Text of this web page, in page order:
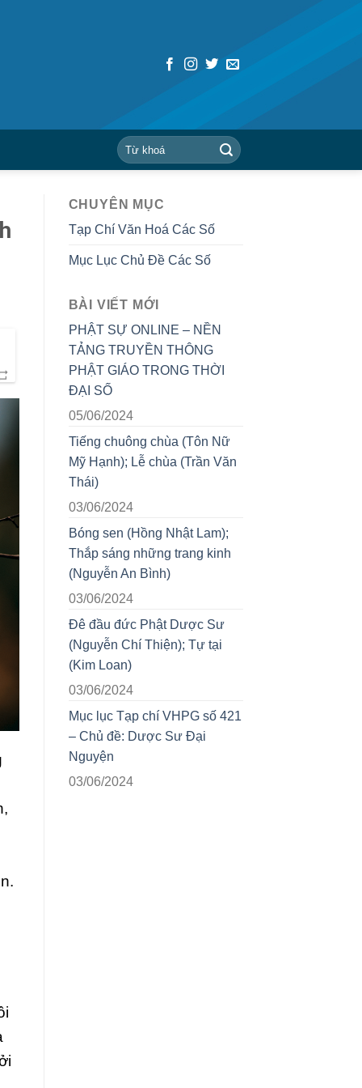
CHUYÊN MỤC
Tạp Chí Văn Hoá Các Số
Mục Lục Chủ Đề Các Số
BÀI VIẾT MỚI
PHẬT SỰ ONLINE – NỀN
TẢNG TRUYỀN THÔNG
PHẬT GIÁO TRONG THỜI
ĐẠI SỐ
05/06/2024
Tiếng chuông chùa (Tôn Nữ
Mỹ Hạnh); Lễ chùa (Trần Văn
Thái)
03/06/2024
Bóng sen (Hồng Nhật Lam);
Thắp sáng những trang kinh
(Nguyễn An Bình)
03/06/2024
Đê đầu đức Phật Dược Sư
(Nguyễn Chí Thiện); Tự tại
(Kim Loan)
03/06/2024
Mục lục Tạp chí VHPG số 421
– Chủ đề: Dược Sư Đại
Nguyện
03/06/2024